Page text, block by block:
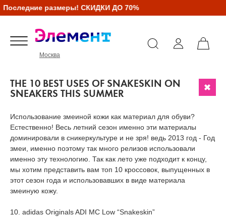
размеры! СКИДКИ ДО 70%
Москва
THE 10 BEST USES OF SNAKESKIN ON
SNEAKERS THIS SUMMER
Использование змеиной кожи как материал для обуви?
Естественно! Весь летний сезон именно эти материалы
доминировали в сникеркультуре и не зря! ведь 2013 год - Год
змеи, именно поэтому так много релизов использовали
именно эту технологию. Так как лето уже подходит к концу,
мы хотим представить вам топ 10 кроссовок, выпущенных в
этот сезон года и использовавших в виде материала
змеиную кожу.
10. adidas Originals ADI MC Low “Snakeskin”